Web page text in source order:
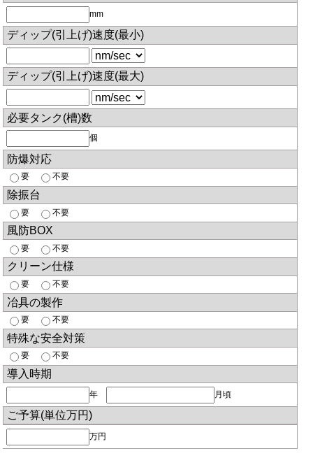
mm
ディップ(引上げ)速度(最小)
ディップ(引上げ)速度(最大)
必要タンク(槽)数
個
防爆対応
要 不要
除振台
要 不要
風防BOX
要 不要
クリーン仕様
要 不要
冶具の製作
要 不要
特殊な安全対策
要 不要
導入時期
年 月頃
ご予算(単位万円)
万円